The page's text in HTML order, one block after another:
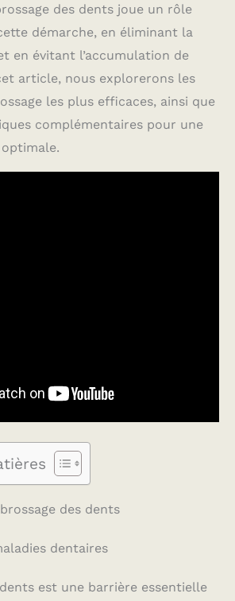
des dents joue un rôle
démarche, en éliminant la
en évitant l’accumulation de
article, nous explorerons les
les plus efficaces, ainsi que
complémentaires pour une
des dents
dentaires
est une barrière essentielle